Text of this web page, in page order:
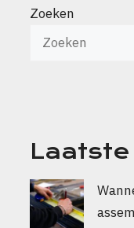
Zoeken